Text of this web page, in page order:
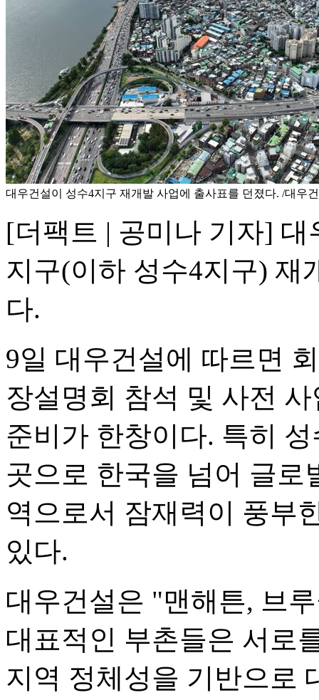
대우건설이 성수4지구 재개발 사업에 출사표를 던졌다. /대우
[더팩트 | 공미나 기자]
지구(이하 성수4지구) 재
다.
9일 대우건설에 따르면
장설명회 참석 및 사전
준비가 한창이다. 특히
곳으로 한국을 넘어 글로
역으로서 잠재력이 풍부
있다.
대우건설은 "맨해튼, 브
대표적인 부촌들은 서로
지역 정체성을 기반으로